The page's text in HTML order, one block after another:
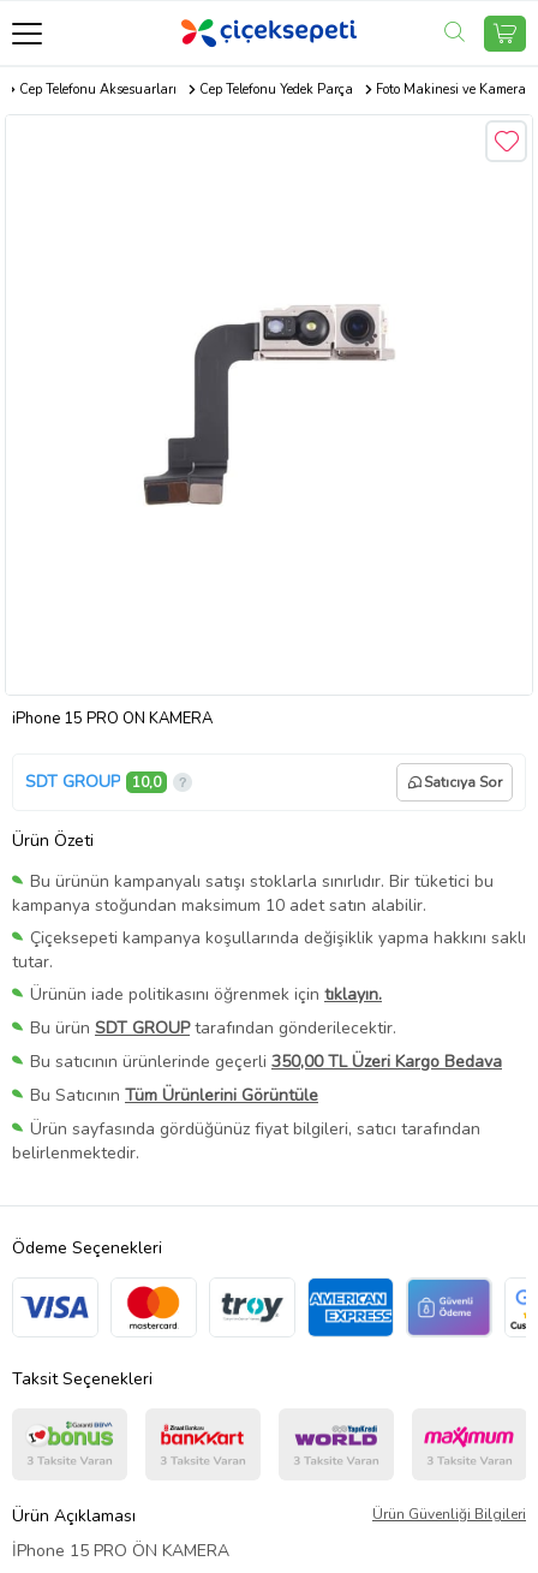
Cep Telefonu Aksesuarları Cep Telefonu Yedek Parça Foto Makinesi ve Kamera
iPhone 15 PRO ÖN KAMERA
SDT GROUP 10,0 Satıcıya Sor
Ürün Özeti
Bu ürünün kampanyalı satışı stoklarla sınırlıdır. Bir tüketici bu
kampanya stoğundan maksimum 10 adet satın alabilir.
Çiçeksepeti kampanya koşullarında değişiklik yapma hakkını saklı
tutar.
Ürünün iade politikasını öğrenmek için tıklayın.
Bu ürün SDT GROUPtarafından gönderilecektir.
Bu satıcının ürünlerinde geçerli 350,00 TL Üzeri Kargo Bedava
Bu Satıcının Tüm Ürünlerini Görüntüle
Ürün sayfasında gördüğünüz fiyat bilgileri, satıcı tarafından
belirlenmektedir.
Ödeme Seçenekleri
Taksit Seçenekleri
Ürün Açıklaması Ürün Güvenliği Bilgileri
İPhone 15 PRO ÖN KAMERA